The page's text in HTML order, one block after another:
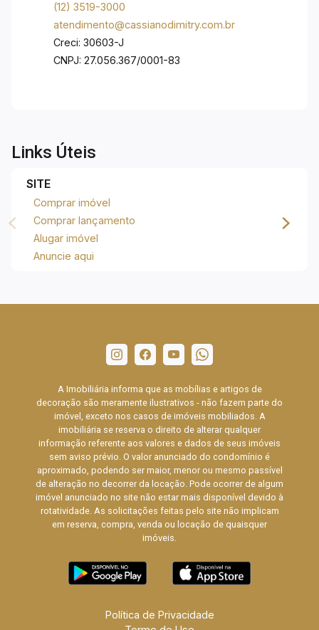
(12) 3519-3000
atendimento@cassianodimitry.com.br
Creci: 30603-J
CNPJ: 27.056.367/0001-83
Links Úteis
SITE
Comprar imóvel
Comprar lançamento
Alugar imóvel
Anuncie aqui
A Imobiliária informa que as mobílias e artigos de
decoração são meramente ilustrativos - não fazem parte do
imóvel, exceto nos casos de imóveis mobiliados. A
imobiliária se reserva o direito de alterar qualquer
informação referente aos valores e dados de seus imóveis
sem aviso prévio. O valor anunciado do condomínio é
aproximado, podendo ser maior, menor ou mesmo passível
de alteração no decorrer da locação. Pode ocorrer de algum
imóvel anunciado no site não estar mais disponível devido à
rotatividade. As solicitações feitas pelo site não implicam
em reserva, compra, venda ou locação de quaisquer
imóveis.
Política de Privacidade